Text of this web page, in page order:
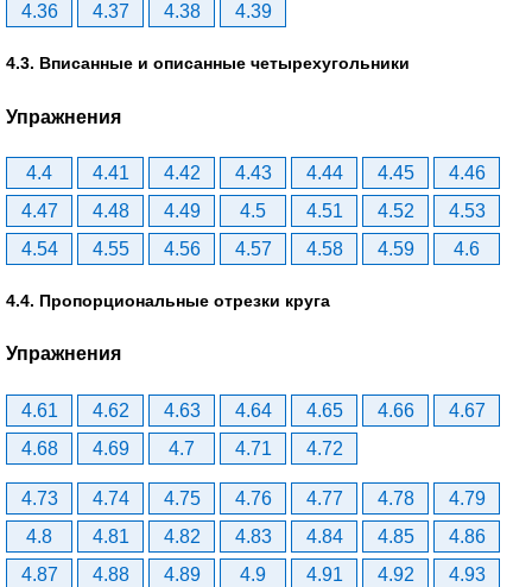
4.36
4.37 4.38 4.39
4.3. Вписанные и описанные четырехугольники
Упражнения
4.4 4.41 4.42 4.43 4.44 4.45
4.46
4.47
4.48 4.49 4.5 4.51 4.52
4.53
4.54
4.55 4.56 4.57 4.58 4.59 4.6
4.4. Пропорциональные отрезки круга
Упражнения
4.61 4.62 4.63 4.64 4.65 4.66
4.67
4.68
4.69 4.7 4.71 4.72
4.73 4.74 4.75 4.76 4.77 4.78
4.79
4.8
4.81 4.82 4.83 4.84 4.85
4.86
4.87
4.88 4.89 4.9 4.91 4.92
4.93